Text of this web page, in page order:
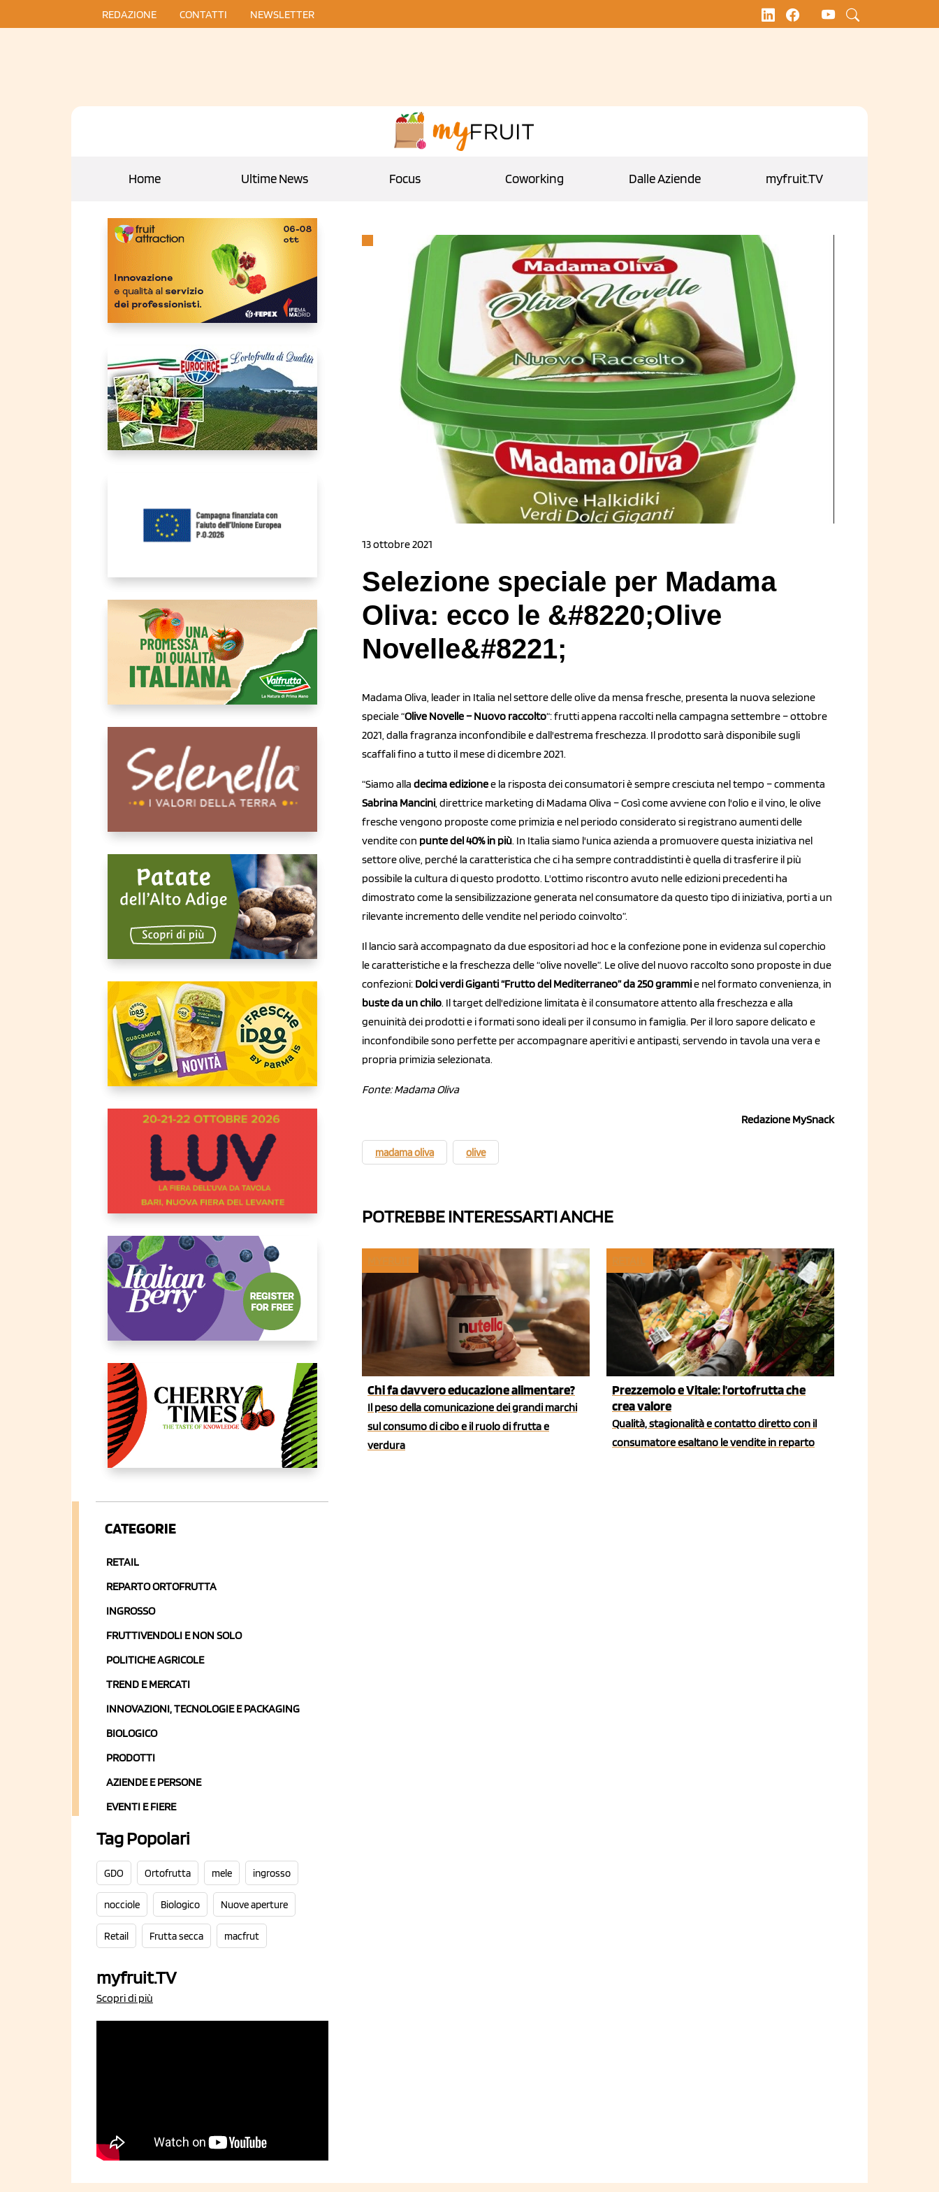
REDAZIONE CONTATTI NEWSLETTER
Home Ultime News Focus Coworking Dalle Aziende myfruit.TV
CATEGORIE
RETAIL
REPARTO ORTOFRUTTA
INGROSSO
FRUTTIVENDOLI E NON SOLO
POLITICHE AGRICOLE
TREND E MERCATI
INNOVAZIONI, TECNOLOGIE E PACKAGING
BIOLOGICO
PRODOTTI
AZIENDE E PERSONE
EVENTI E FIERE
Tag Popolari
GDO Ortofrutta mele ingrosso
nocciole Biologico Nuove aperture
Retail Frutta secca macfrut
myfruit.TV
Scopri di più
13 ottobre 2021
Selezione speciale per Madama
Oliva: ecco le &#8220;Olive
Novelle&#8221;
Madama Oliva, leader in Italia nel settore delle olive da mensa fresche, presenta la nuova selezione
speciale “Olive Novelle – Nuovo raccolto“: frutti appena raccolti nella campagna settembre – ottobre
2021, dalla fragranza inconfondibile e dall'estrema freschezza. Il prodotto sarà disponibile sugli
scaffali fino a tutto il mese di dicembre 2021.
“Siamo alla decima edizionee la risposta dei consumatori è sempre cresciuta nel tempo – commenta
Sabrina Mancini, direttrice marketing di Madama Oliva – Così come avviene con l'olio e il vino, le olive
fresche vengono proposte come primizia e nel periodo considerato si registrano aumenti delle
vendite con punte del 40% in più. In Italia siamo l'unica azienda a promuovere questa iniziativa nel
settore olive, perché la caratteristica che ci ha sempre contraddistinti è quella di trasferire il più
possibile la cultura di questo prodotto. L'ottimo riscontro avuto nelle edizioni precedenti ha
dimostrato come la sensibilizzazione generata nel consumatore da questo tipo di iniziativa, porti a un
rilevante incremento delle vendite nel periodo coinvolto”.
Il lancio sarà accompagnato da due espositori ad hoc e la confezione pone in evidenza sul coperchio
le caratteristiche e la freschezza delle “olive novelle”. Le olive del nuovo raccolto sono proposte in due
confezioni: Dolci verdi Giganti “Frutto del Mediterraneo” da 250 grammie nel formato convenienza, in
buste da un chilo. Il target dell'edizione limitata è il consumatore attento alla freschezza e alla
genuinità dei prodotti e i formati sono ideali per il consumo in famiglia. Per il loro sapore delicato e
inconfondibile sono perfette per accompagnare aperitivi e antipasti, servendo in tavola una vera e
propria primizia selezionata.
Fonte: Madama Oliva
Redazione MySnack
madama oliva olive
POTREBBE INTERESSARTI ANCHE
Chi fa davvero educazione alimentare?
Il peso della comunicazione dei grandi marchi
sul consumo di cibo e il ruolo di frutta e
verdura
Prezzemolo e Vitale: l'ortofrutta che
crea valore
Qualità, stagionalità e contatto diretto con il
consumatore esaltano le vendite in reparto